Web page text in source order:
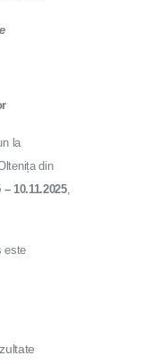
la
din
– 10.11.2025,
este